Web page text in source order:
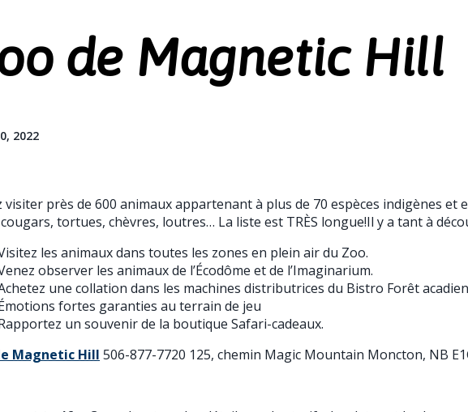
de Magnetic Hill
2022
visiter près de 600 animaux appartenant à plus de 70 espèces indigènes et
tortues, chèvres, loutres… La liste est TRÈS longue!Il y a tant à
les animaux dans toutes les zones en plein air du Zoo.
observer les animaux de l’Écodôme et de l’Imaginarium.
une collation dans les machines distributrices du Bistro Forêt
fortes garanties au terrain de jeu
un souvenir de la boutique Safari-cadeaux.
Magnetic Hill 506-877-7720 125, chemin Magic Mountain Moncton, NB